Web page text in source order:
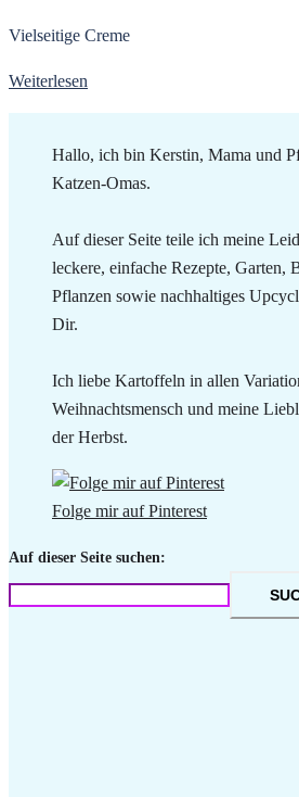
Vielseitige Creme
Weiterlesen
Hallo, ich bin Kerstin, Mama und
Katzen-Omas.
Auf dieser Seite teile ich meine
leckere, einfache Rezepte, Garten,
Pflanzen sowie nachhaltiges
Dir.
Ich liebe Kartoffeln in allen
Weihnachtsmensch und meine
der Herbst.
Folge mir auf Pinterest
Auf dieser Seite suchen: